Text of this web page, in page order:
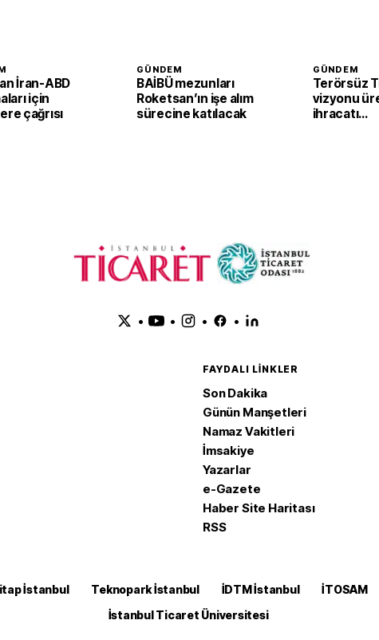
İran-ABD
için
çağrısı
GÜNDEM
BAİBÜ mezunları
Roketsan’ın işe alım
sürecine katılacak
GÜNDEM
Terörsüz
vizyonu
ihracatı
• • • •
FAYDALI LINKLER
Son Dakika
Günün Manşetleri
Namaz Vakitleri
İmsakiye
Yazarlar
e-Gazete
Haber Site Haritası
RSS
İstanbul Teknopark İstanbul İDTM İstanbul İTOSAM
İstanbul Ticaret Üniversitesi